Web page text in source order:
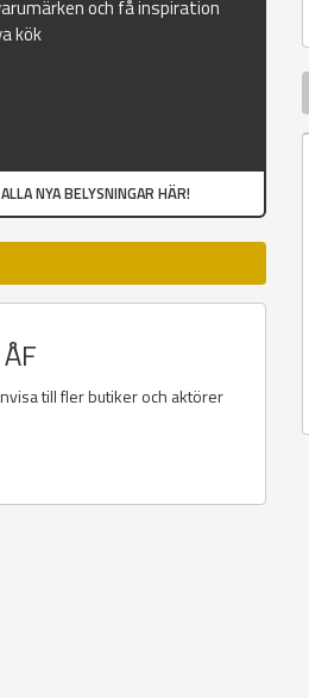
och få inspiration
kök
NYA BELYSNINGAR HÄR!
till fler butiker och aktörer